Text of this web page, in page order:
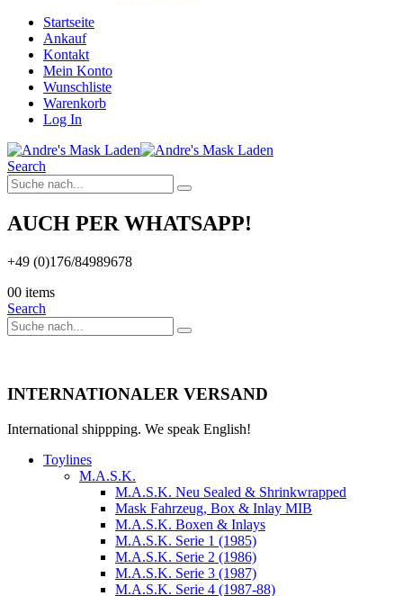
Startseite
Ankauf
Kontakt
Mein Konto
Wunschliste
Warenkorb
Log In
Search
AUCH PER WHATSAPP!
+49 (0)176/84989678
00 items
Search
INTERNATIONALER VERSAND
International shippping. We speak English!
Toylines
M.A.S.K.
M.A.S.K. Neu Sealed & Shrinkwrapped
Mask Fahrzeug, Box & Inlay MIB
M.A.S.K. Boxen & Inlays
M.A.S.K. Serie 1 (1985)
M.A.S.K. Serie 2 (1986)
M.A.S.K. Serie 3 (1987)
M.A.S.K. Serie 4 (1987-88)